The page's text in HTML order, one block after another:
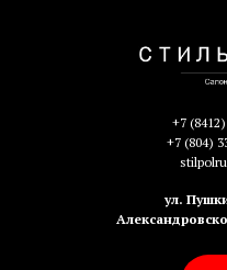
+7
+7 (804)
ул.